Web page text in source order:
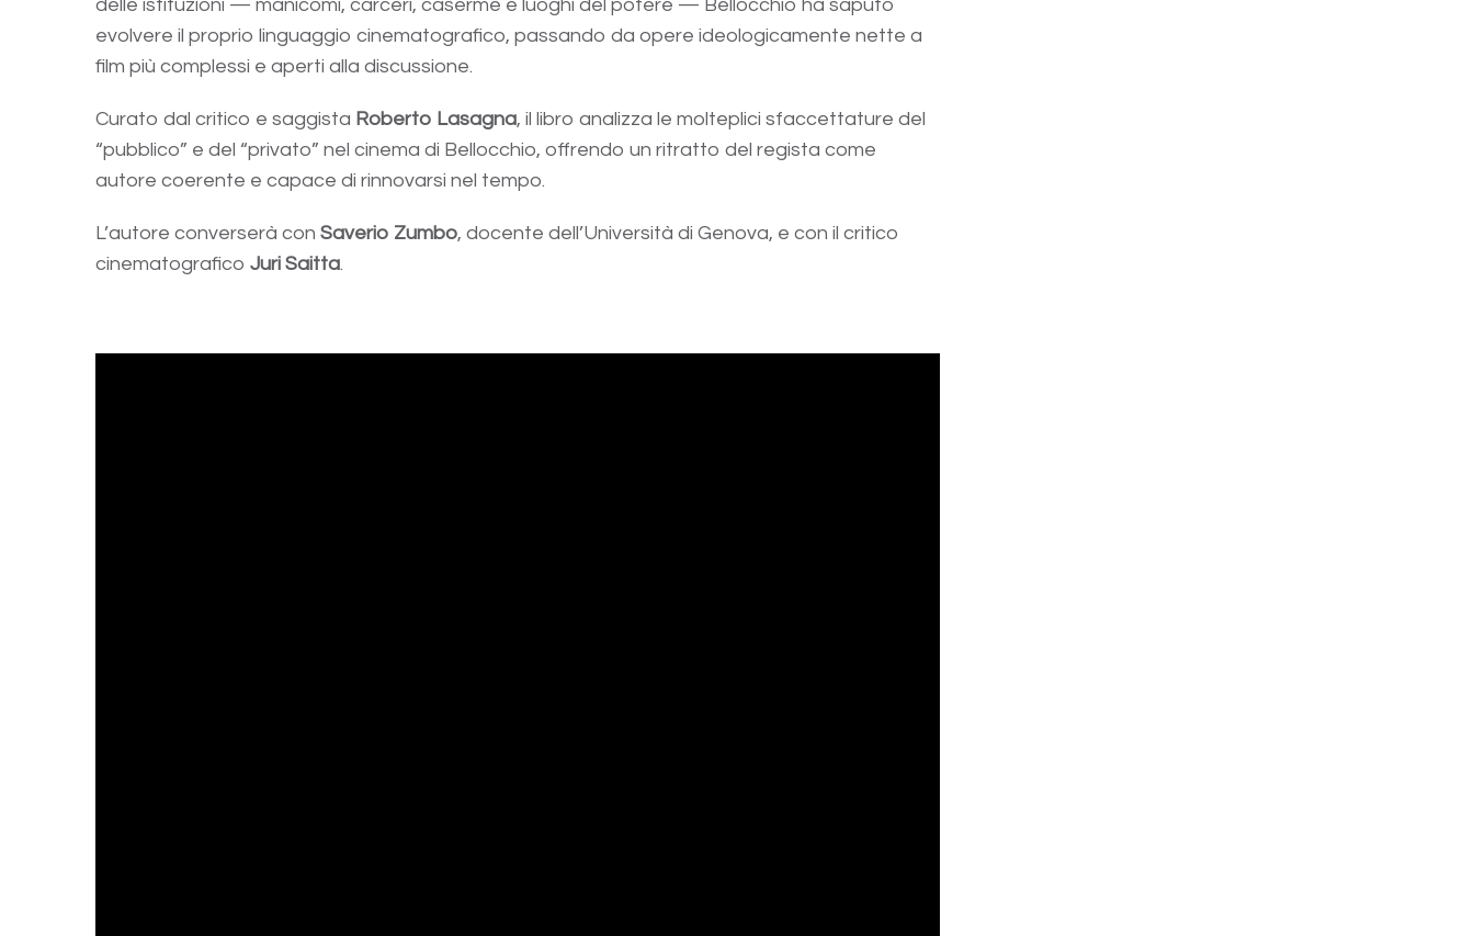
delle istituzioni — manicomi, carceri, caserme e luoghi del potere — Bellocchio ha saputo
evolvere il proprio linguaggio cinematografico, passando da opere ideologicamente nette a
film più complessi e aperti alla discussione.
Curato dal critico e saggista Roberto Lasagna, il libro analizza le molteplici sfaccettature del
“pubblico” e del “privato” nel cinema di Bellocchio, offrendo un ritratto del regista come
autore coerente e capace di rinnovarsi nel tempo.
L’autore converserà con Saverio Zumbo, docente dell’Università di Genova, e con il critico
cinematografico Juri Saitta.